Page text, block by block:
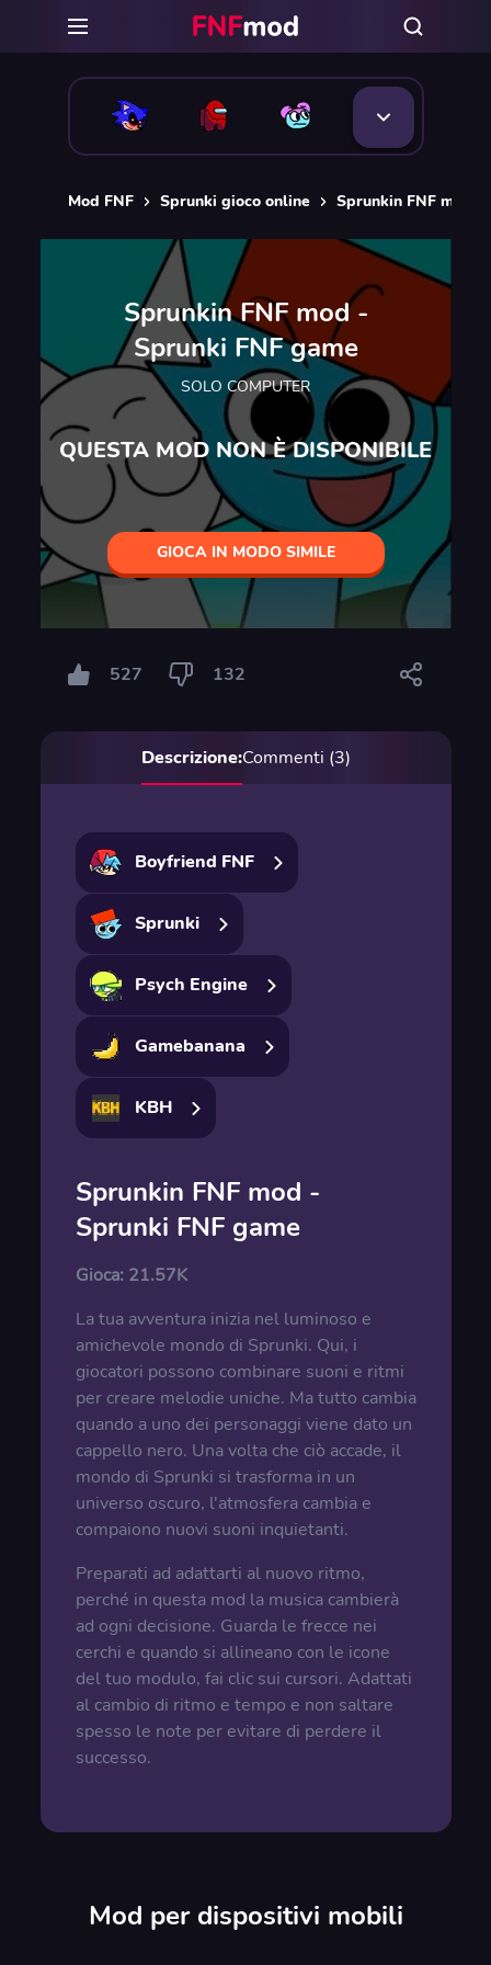
Mod FNF Sprunki gioco online Sprunkin FNF mod -
Sprunkin FNF mod -
Sprunki FNF game
SOLO COMPUTER
QUESTA MOD NON È DISPONIBILE
GIOCA IN MODO SIMILE
527 132
Descrizione:Commenti (3)
Boyfriend FNF
Sprunki
Psych Engine
Gamebanana
KBH
Sprunkin FNF mod -
Sprunki FNF game
Gioca: 21.57K
La tua avventura inizia nel luminoso e
amichevole mondo di Sprunki. Qui, i
giocatori possono combinare suoni e ritmi
per creare melodie uniche. Ma tutto cambia
quando a uno dei personaggi viene dato un
cappello nero. Una volta che ciò accade, il
mondo di Sprunki si trasforma in un
universo oscuro, l'atmosfera cambia e
compaiono nuovi suoni inquietanti.
Preparati ad adattarti al nuovo ritmo,
perché in questa mod la musica cambierà
ad ogni decisione. Guarda le frecce nei
cerchi e quando si allineano con le icone
del tuo modulo, fai clic sui cursori. Adattati
al cambio di ritmo e tempo e non saltare
spesso le note per evitare di perdere il
successo.
Mod per dispositivi mobili